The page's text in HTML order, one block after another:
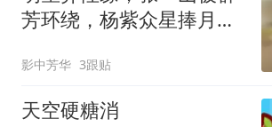
芳环绕，杨紫众星捧月，
影中芳华 3跟贴
天空硬糖消